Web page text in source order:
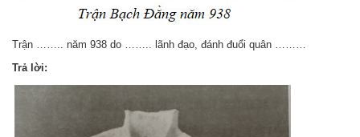
Trận …….. năm 938 do …….. lãnh đạo, đánh đuổi quân ………
Trả lời: